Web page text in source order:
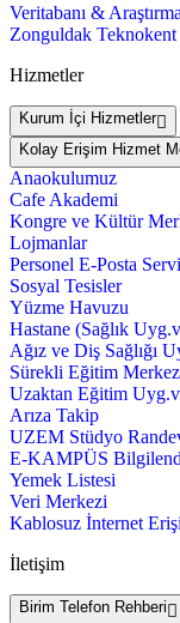
Veritabanı &
Zonguldak Teknokent
Hizmetler
Kurum İçi Hizmetler
Kolay Erişim Hizmet
Anaokulumuz
Cafe Akademi
Kongre ve Kültür
Lojmanlar
Personel E-Posta
Sosyal Tesisler
Yüzme Havuzu
Hastane (Sağlık
Ağız ve Diş Sağlığı
Sürekli Eğitim
Uzaktan Eğitim
Arıza Takip
UZEM Stüdyo
E-KAMPÜS
Yemek Listesi
Veri Merkezi
Kablosuz İnternet
İletişim
Birim Telefon Rehberi